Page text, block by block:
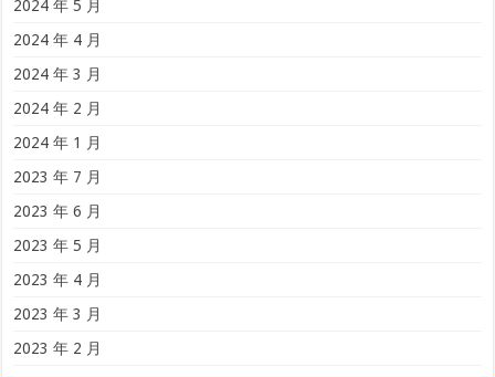
2024 年 5 月
2024 年 4 月
2024 年 3 月
2024 年 2 月
2024 年 1 月
2023 年 7 月
2023 年 6 月
2023 年 5 月
2023 年 4 月
2023 年 3 月
2023 年 2 月